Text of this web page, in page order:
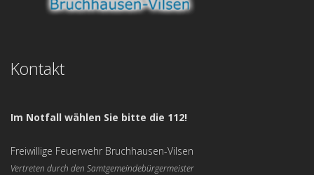
Kontakt
Im Notfall wählen Sie bitte die 112!
Freiwillige Feuerwehr Bruchhausen-Vilsen
Vertreten durch den Samtgemeindebürgermeister